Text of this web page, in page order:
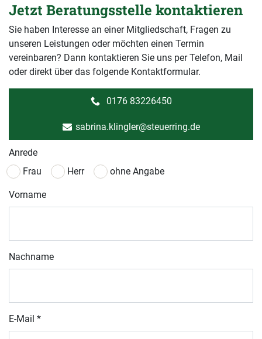
Jetzt Beratungsstelle kontaktieren
Sie haben Interesse an einer Mitgliedschaft, Fragen zu
unseren Leistungen oder möchten einen Termin
vereinbaren? Dann kontaktieren Sie uns per Telefon, Mail
oder direkt über das folgende Kontaktformular.
0176 83226450
sabrina.klingler@steuerring.de
Anrede
Frau
Herr ohne Angabe
Vorname
Nachname
E-Mail *